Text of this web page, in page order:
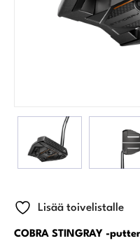
Lisää toivelistalle
COBRA STINGRAY -